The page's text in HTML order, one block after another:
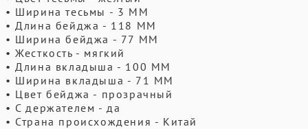
• Ширина тесьмы - 3 ММ
• Длина бейджа - 118 ММ
• Ширина бейджа - 77 ММ
• Жесткость - мягкий
• Длина вкладыша - 100 ММ
• Ширина вкладыша - 71 ММ
• Цвет бейджа - прозрачный
• С держателем - да
• Страна происхождения - Китай